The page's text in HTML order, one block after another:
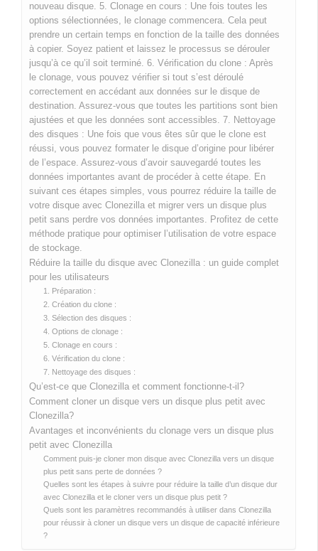
nouveau disque. 5. Clonage en cours : Une fois toutes les
options sélectionnées, le clonage commencera. Cela peut
prendre un certain temps en fonction de la taille des données
à copier. Soyez patient et laissez le processus se dérouler
jusqu’à ce qu’il soit terminé. 6. Vérification du clone : Après
le clonage, vous pouvez vérifier si tout s’est déroulé
correctement en accédant aux données sur le disque de
destination. Assurez-vous que toutes les partitions sont bien
ajustées et que les données sont accessibles. 7. Nettoyage
des disques : Une fois que vous êtes sûr que le clone est
réussi, vous pouvez formater le disque d’origine pour libérer
de l’espace. Assurez-vous d’avoir sauvegardé toutes les
données importantes avant de procéder à cette étape. En
suivant ces étapes simples, vous pourrez réduire la taille de
votre disque avec Clonezilla et migrer vers un disque plus
petit sans perdre vos données importantes. Profitez de cette
méthode pratique pour optimiser l’utilisation de votre espace
de stockage.
Réduire la taille du disque avec Clonezilla : un guide complet
pour les utilisateurs
1. Préparation :
2. Création du clone :
3. Sélection des disques :
4. Options de clonage :
5. Clonage en cours :
6. Vérification du clone :
7. Nettoyage des disques :
Qu’est-ce que Clonezilla et comment fonctionne-t-il?
Comment cloner un disque vers un disque plus petit avec
Clonezilla?
Avantages et inconvénients du clonage vers un disque plus
petit avec Clonezilla
Comment puis-je cloner mon disque avec Clonezilla vers un disque
plus petit sans perte de données ?
Quelles sont les étapes à suivre pour réduire la taille d’un disque dur
avec Clonezilla et le cloner vers un disque plus petit ?
Quels sont les paramètres recommandés à utiliser dans Clonezilla
pour réussir à cloner un disque vers un disque de capacité inférieure
?